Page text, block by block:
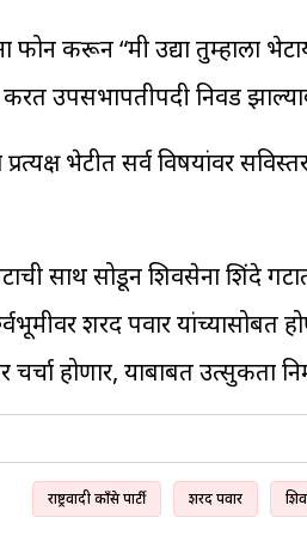
फोन करून “मी उद्या तुम्हाला
उपसभापतीपदी निवड
भेटीत सर्व विषयांवर
साथ सोडून शिवसेना शिंदे
शरद पवार यांच्यासोबत
होणार, याबाबत उत्सुकता
राष्ट्रवादी काँग्रेस पार्टी शरद पवार